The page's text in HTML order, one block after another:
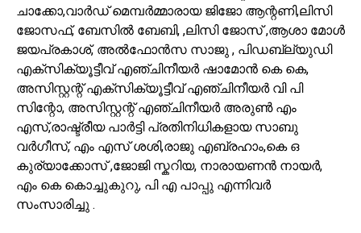
ചാക്കോ,വാർഡ് മെമ്പർമ്മാരായ ജിജോ ആന്റണി,ലിസി
ജോസഫ്, ബേസിൽ ബേബി, ,ലിസി ജോസ് ,ആശാ മോൾ
ജയപ്രകാശ്, അൽഫോൻസ സാജു , പിഡബ്ല്യുഡി
എക്സിക്യൂട്ടീവ് എഞ്ചിനീയർ ഷാമോൻ കെ കെ,
അസിസ്റ്റന്റ് എക്സിക്യൂട്ടീവ് എഞ്ചിനീയർ വി പി
സിന്റോ, അസിസ്റ്റന്റ് എഞ്ചിനീയർ അരുൺ എം
എസ്,രാഷ്ട്രീയ പാർട്ടി പ്രതിനിധികളായ സാബു
വർഗീസ്, എം എസ് ശശി,രാജു എബ്രഹാം,കെ ഒ
കുര്യാക്കോസ് ,ജോജി സ്കറിയ, നാരായണൻ നായർ,
എം കെ കൊച്ചുകുറു, പി എ പാപ്പു എന്നിവർ
സംസാരിച്ചു .